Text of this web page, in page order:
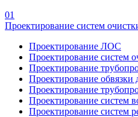
01
Проектирование систем
Проектирование ЛОС
Проектирование систем
Проектирование
Проектирование
Проектирование
Проектирование систем
Проектирование систем